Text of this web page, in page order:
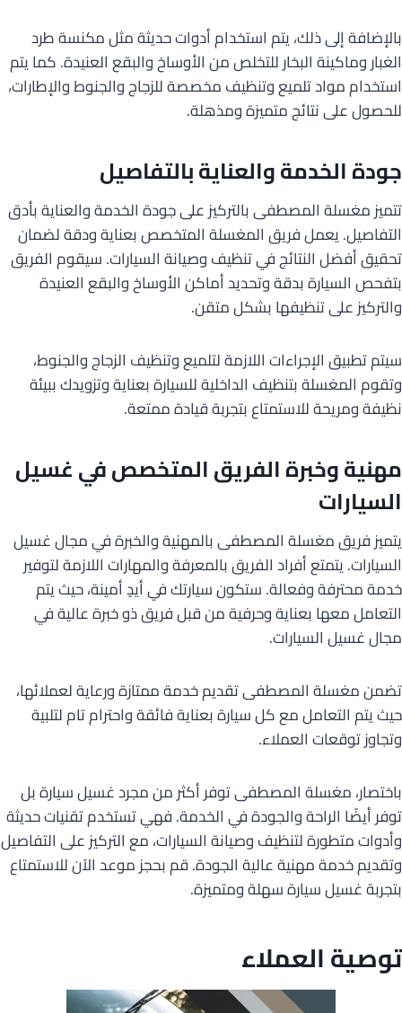
بالإضافة إلى ذلك، يتم استخدام أدوات حديثة مثل مكنسة طرد
الغبار وماكينة البخار للتخلص من الأوساخ والبقع العنيدة. كما يتم
استخدام مواد تلميع وتنظيف مخصصة للزجاج والجنوط والإطارات،
للحصول على نتائج متميزة ومذهلة.
جودة الخدمة والعناية بالتفاصيل
تتميز مغسلة المصطفى بالتركيز على جودة الخدمة والعناية بأدق
التفاصيل. يعمل فريق المغسلة المتخصص بعناية ودقة لضمان
تحقيق أفضل النتائج في تنظيف وصيانة السيارات. سيقوم الفريق
بتفحص السيارة بدقة وتحديد أماكن الأوساخ والبقع العنيدة
والتركيز على تنظيفها بشكل متقن.
سيتم تطبيق الإجراءات اللازمة لتلميع وتنظيف الزجاج والجنوط،
وتقوم المغسلة بتنظيف الداخلية للسيارة بعناية وتزويدك ببيئة
نظيفة ومريحة للاستمتاع بتجربة قيادة ممتعة.
مهنية وخبرة الفريق المتخصص في غسيل
السيارات
يتميز فريق مغسلة المصطفى بالمهنية والخبرة في مجال غسيل
السيارات. يتمتع أفراد الفريق بالمعرفة والمهارات اللازمة لتوفير
خدمة محترفة وفعالة. ستكون سيارتك في أيدٍ أمينة، حيث يتم
التعامل معها بعناية وحرفية من قبل فريق ذو خبرة عالية في
مجال غسيل السيارات.
تضمن مغسلة المصطفى تقديم خدمة ممتازة ورعاية لعملائها،
حيث يتم التعامل مع كل سيارة بعناية فائقة واحترام تام لتلبية
وتجاوز توقعات العملاء.
باختصار، مغسلة المصطفى توفر أكثر من مجرد غسيل سيارة بل
توفر أيضًا الراحة والجودة في الخدمة. فهي تستخدم تقنيات حديثة
وأدوات متطورة لتنظيف وصيانة السيارات، مع التركيز على التفاصيل
وتقديم خدمة مهنية عالية الجودة. قم بحجز موعد الآن للاستمتاع
بتجربة غسيل سيارة سهلة ومتميزة.
توصية العملاء